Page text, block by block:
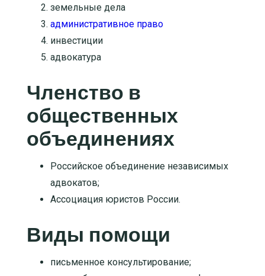
земельные дела
административное право
инвестиции
адвокатура
Членство в
общественных
объединениях
Российское объединение независимых
адвокатов;
Ассоциация юристов России.
Виды помощи
письменное консультирование;